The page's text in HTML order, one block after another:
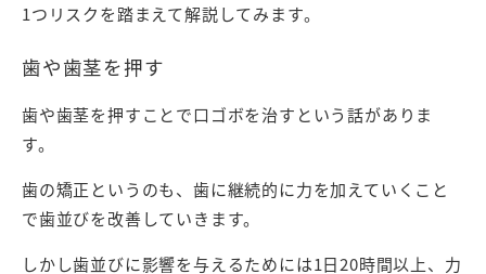
1つリスクを踏まえて解説してみます。
歯や歯茎を押す
歯や歯茎を押すことで口ゴボを治すという話がありま
す。
歯の矯正というのも、歯に継続的に力を加えていくこと
で歯並びを改善していきます。
しかし歯並びに影響を与えるためには1日20時間以上、力